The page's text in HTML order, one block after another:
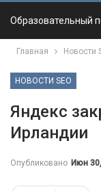
Образовательный
Главная Новости
НОВОСТИ SEO
Яндекс
Ирландии
Опубликовано Июн